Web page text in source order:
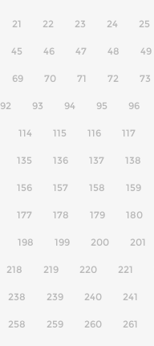
21 22 23 24 25
45 46 47 48 49
69 70 71 72 73
92 93 94 95 96
114 115 116 117
135 136 137 138
156 157 158 159
177 178 179 180
198 199 200 201
218 219 220 221
238 239 240 241
258 259 260 261